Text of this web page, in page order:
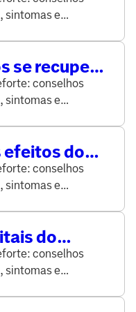
sobre a
sintomas e
se recupera
conselhos
sintomas e
efeitos do
conselhos
sintomas e
do
a
o que
conselhos
sintomas e